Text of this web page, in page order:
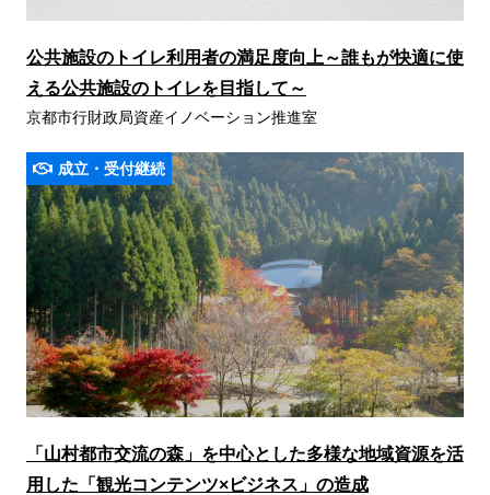
公共施設のトイレ利用者の満足度向上～誰もが快適に使
える公共施設のトイレを目指して～
京都市行財政局資産イノベーション推進室
成立・受付継続
「山村都市交流の森」を中心とした多様な地域資源を活
用した「観光コンテンツ×ビジネス」の造成